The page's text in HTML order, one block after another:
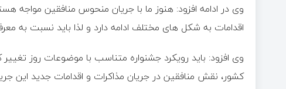
وی در ادامه افزود: هنوز ما با جریان منحوس منافقین مواجه
اقدامات به شکل های مختلف ادامه دارد و لذا باید نسبت به
وی افزود: باید رویکرد جشنواره متناسب با موضوعات روز
کشور، نقش منافقین در جریان مذاکرات و اقدامات جدید این